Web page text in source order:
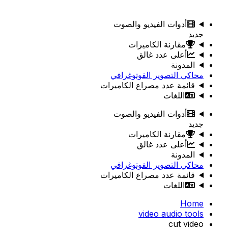
أدوات الفيديو والصوت
جديد
مقارنة الكاميرات
أعلى عدد غالق
المدونة
محاكي التصوير الفوتوغرافي
قائمة عدد مصراع الكاميرات
اللغات
أدوات الفيديو والصوت
جديد
مقارنة الكاميرات
أعلى عدد غالق
المدونة
محاكي التصوير الفوتوغرافي
قائمة عدد مصراع الكاميرات
اللغات
Home
video audio tools
cut video